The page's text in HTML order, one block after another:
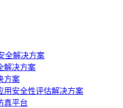
全解决方案
解决方案
方案
用安全性评估解决方案
真平台